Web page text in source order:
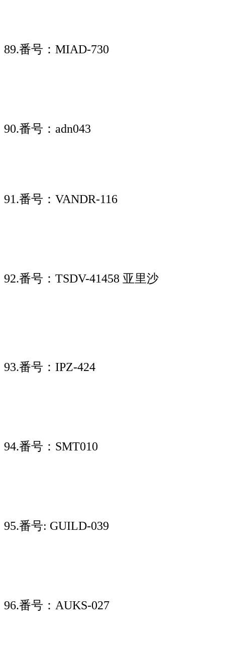
89.番号：MIAD-730
90.番号：adn043
91.番号：VANDR-116
92.番号：TSDV-41458 亚里沙
93.番号：IPZ-424
94.番号：SMT010
95.番号: GUILD-039
96.番号：AUKS-027